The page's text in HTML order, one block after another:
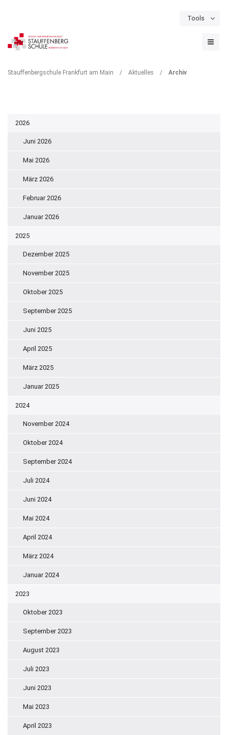
Tools
Schulportal Termine
Stauffenbergschule Frankfurt am Main / Aktuelles / Archiv
2026
Juni 2026
Mai 2026
März 2026
Februar 2026
Januar 2026
2025
Dezember 2025
November 2025
Oktober 2025
September 2025
Juni 2025
April 2025
März 2025
Januar 2025
2024
November 2024
Oktober 2024
September 2024
Juli 2024
Juni 2024
Mai 2024
April 2024
März 2024
Januar 2024
2023
Oktober 2023
September 2023
August 2023
Juli 2023
Juni 2023
Mai 2023
April 2023